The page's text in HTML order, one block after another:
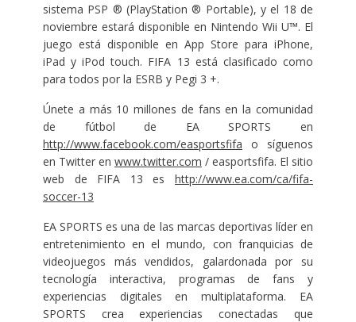
sistema PSP ® (PlayStation ® Portable), y el 18 de
noviembre estará disponible en Nintendo Wii U™. El
juego está disponible en App Store para iPhone,
iPad y iPod touch. FIFA 13 está clasificado como
para todos por la ESRB y Pegi 3 +.
Únete a más 10 millones de fans en la comunidad
de fútbol de EA SPORTS en
http://www.facebook.com/easportsfifa o síguenos
en Twitter en www.twitter.com / easportsfifa. El sitio
web de FIFA 13 eshttp://www.ea.com/ca/fifa-
soccer-13
EA SPORTS es una de las marcas deportivas líder en
entretenimiento en el mundo, con franquicias de
videojuegos más vendidos, galardonada por su
tecnología interactiva, programas de fans y
experiencias digitales en multiplataforma. EA
SPORTS crea experiencias conectadas que